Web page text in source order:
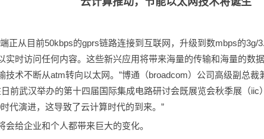
正从目前50kbps的gprs链路连接到互联网，升级到数mbps的3g/
实时访问任何内容。这些新兴应用将带来海量的传输和海量的数
技术不断从atm转向以太网。”博通（broadcom）公司高级副总裁
前武汉举办的第十四届国际集成电路研讨会既展览会秋季展（iic
代演进，这导致了云计算时代的到来。”
会给企业和个人都带来巨大的变化。